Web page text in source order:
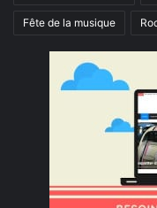
Fête de la musique